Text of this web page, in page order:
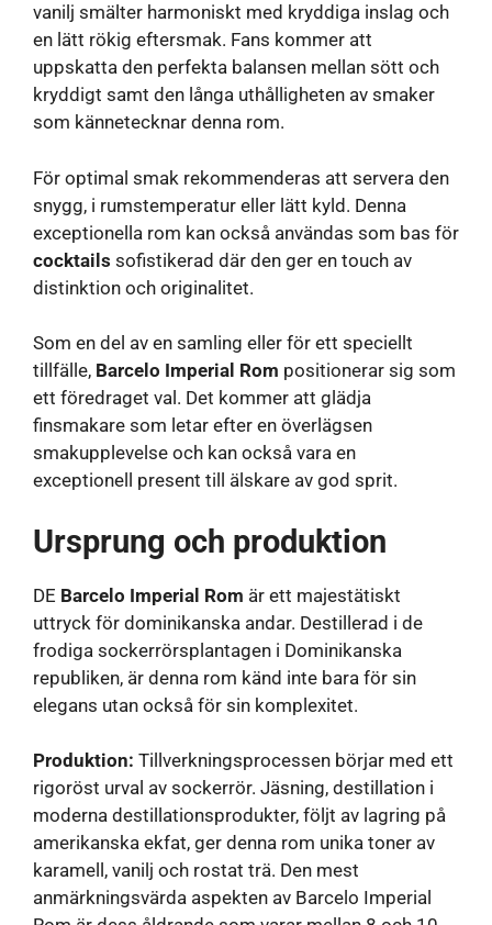
vanilj smälter harmoniskt med kryddiga inslag och
en lätt rökig eftersmak. Fans kommer att
uppskatta den perfekta balansen mellan sött och
kryddigt samt den långa uthålligheten av smaker
som kännetecknar denna rom.
För optimal smak rekommenderas att servera den
snygg, i rumstemperatur eller lätt kyld. Denna
exceptionella rom kan också användas som bas för
cocktails sofistikerad där den ger en touch av
distinktion och originalitet.
Som en del av en samling eller för ett speciellt
tillfälle, Barcelo Imperial Rom positionerar sig som
ett föredraget val. Det kommer att glädja
finsmakare som letar efter en överlägsen
smakupplevelse och kan också vara en
exceptionell present till älskare av god sprit.
Ursprung och produktion
DE Barcelo Imperial Rom är ett majestätiskt
uttryck för dominikanska andar. Destillerad i de
frodiga sockerrörsplantagen i Dominikanska
republiken, är denna rom känd inte bara för sin
elegans utan också för sin komplexitet.
Produktion: Tillverkningsprocessen börjar med ett
rigoröst urval av sockerrör. Jäsning, destillation i
moderna destillationsprodukter, följt av lagring på
amerikanska ekfat, ger denna rom unika toner av
karamell, vanilj och rostat trä. Den mest
anmärkningsvärda aspekten av Barcelo Imperial